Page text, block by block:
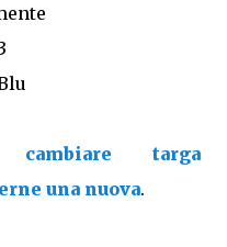
cambiare targa
una nuova.